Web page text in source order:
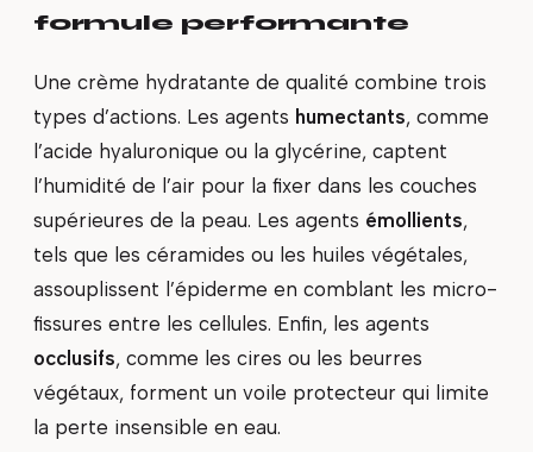
formule performante
Une crème hydratante de qualité combine trois
types d’actions. Les agents humectants, comme
l’acide hyaluronique ou la glycérine, captent
l’humidité de l’air pour la fixer dans les couches
supérieures de la peau. Les agents émollients,
tels que les céramides ou les huiles végétales,
assouplissent l’épiderme en comblant les micro-
fissures entre les cellules. Enfin, les agents
occlusifs, comme les cires ou les beurres
végétaux, forment un voile protecteur qui limite
la perte insensible en eau.